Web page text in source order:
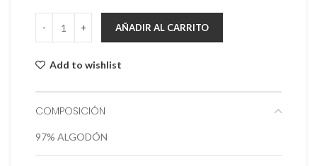
AÑADIR AL CARRITO
Add to wishlist
COMPOSICIÓN
97% ALGODÓN